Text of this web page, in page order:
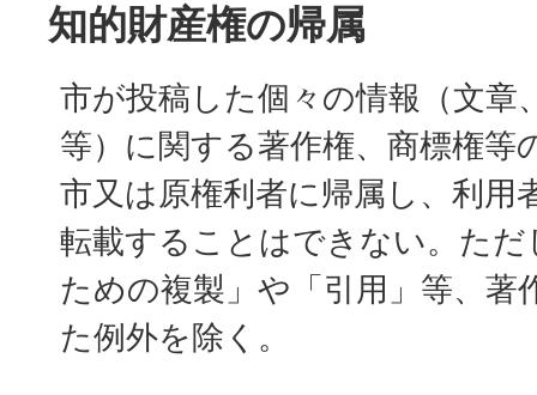
知的財産権の帰属
市が投稿した個々の情報（文章
等）に関する著作権、商標権等
市又は原権利者に帰属し、利用
転載することはできない。ただ
ための複製」や「引用」等、著
た例外を除く。